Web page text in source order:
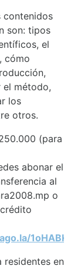
contenidos
son: tipos
el
cómo
método,
los
otros.
(para
abonar el
al
o
1oHABKY
residentes en